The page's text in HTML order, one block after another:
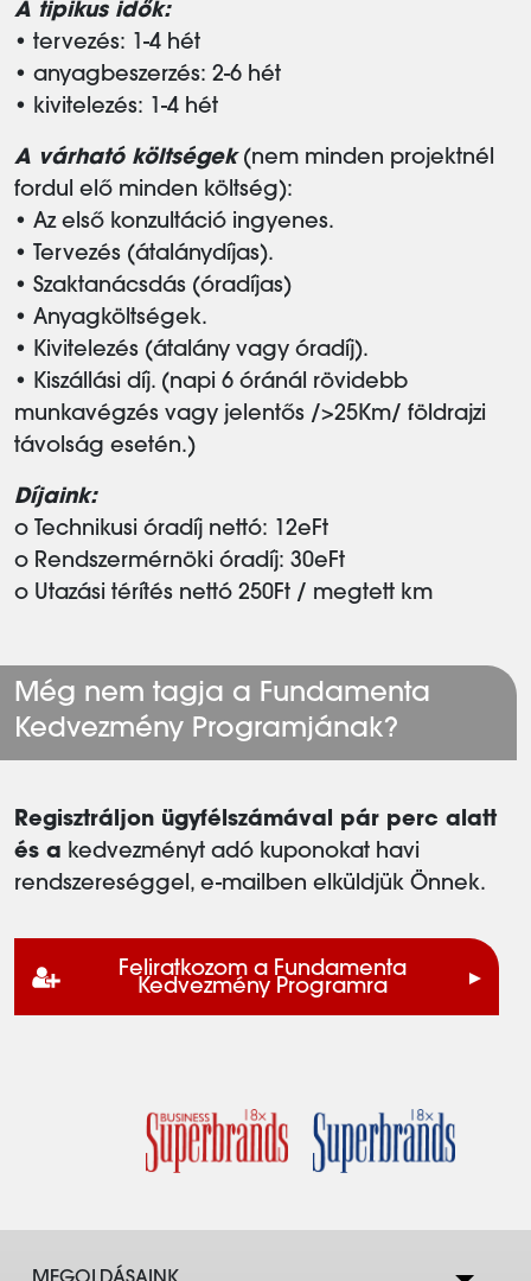
A tipikus idők:
• tervezés: 1-4 hét
• anyagbeszerzés: 2-6 hét
• kivitelezés: 1-4 hét
A várható költségek(nem minden projektnél
fordul elő minden költség):
• Az első konzultáció ingyenes.
• Tervezés (átalánydíjas).
• Szaktanácsdás (óradíjas)
• Anyagköltségek.
• Kivitelezés (átalány vagy óradíj).
• Kiszállási díj. (napi 6 óránál rövidebb
munkavégzés vagy jelentős />25Km/ földrajzi
távolság esetén.)
Díjaink:
o Technikusi óradíj nettó: 12eFt
o Rendszermérnöki óradíj: 30eFt
o Utazási térítés nettó 250Ft / megtett km
Még nem tagja a Fundamenta
Kedvezmény Programjának?
Regisztráljon ügyfélszámával pár perc alatt
és a kedvezményt adó kuponokat havi
rendszereséggel, e-mailben elküldjük Önnek.
Feliratkozom a Fundamenta
Kedvezmény Programra